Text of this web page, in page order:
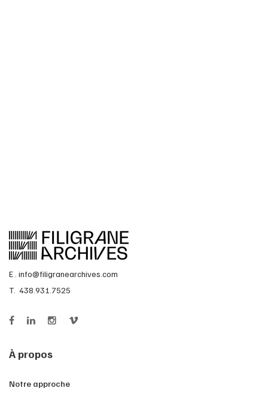
E . info@filigranearchives.com
T. 438.931.7525
À propos
Notre approche